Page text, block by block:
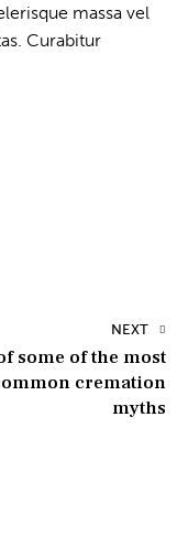
massa vel
Curabitur
NEXT
some of the most
cremation
myths